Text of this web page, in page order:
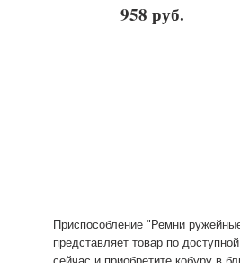
958 руб.
Приспособление "Ремни
представляет товар по